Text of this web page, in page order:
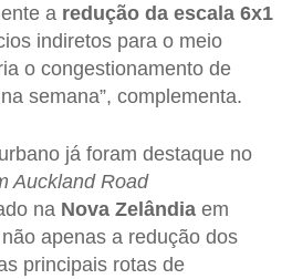
a redução da escala 6x1
indiretos para o meio
o congestionamento de
semana”, complementa.
já foram destaque no
Auckland Road
na Nova Zelândia em
apenas a redução dos
principais rotas de